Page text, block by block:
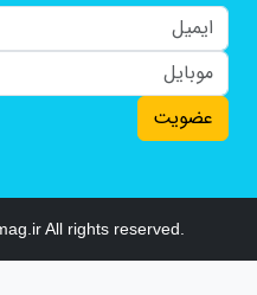
عضویت
All rights reserved.